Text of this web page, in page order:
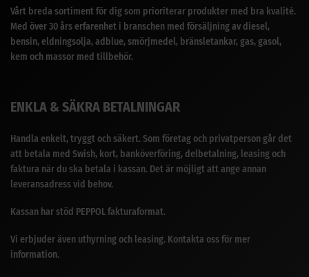
Vårt breda sortiment för dig som prioriterar produkter med bra kvalité.
Med över 30 års erfarenhet i branschen med försäljning av diesel,
bensin, eldningsolja, adblue, smörjmedel, bränsletankar, gas, gasol,
kem och massor med tillbehör.
ENKLA & SÄKRA BETALNINGAR
Handla enkelt, tryggt och säkert. Som företag och privatperson går det
att betala med Swish, kort, banköverföring, delbetalning, leasing och
faktura när du ska betala i kassan. Det är möjligt att ange annan
leveransadress vid behov.
Kassan har stöd PEPPOL fakturaformat.
Vi erbjuder även uthyrning och leasing. Kontakta oss för mer
information.